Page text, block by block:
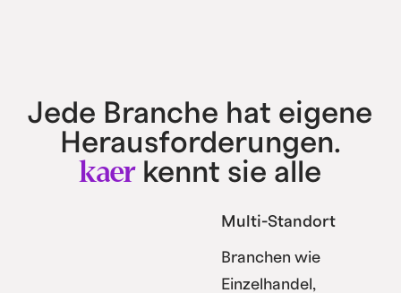
Jede Branche hat eigene
Herausforderungen.
kaerkennt sie alle
Multi-Standort
Branchen wie
Einzelhandel,